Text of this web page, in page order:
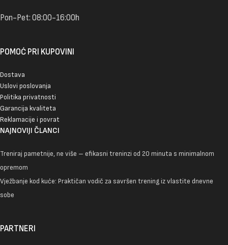
Pon-Pet: 08:00-16:00h
POMOĆ PRI KUPOVINI
Dostava
Uslovi poslovanja
Politika privatnosti
Garancija kvaliteta
Reklamacije i povrat
NAJNOVIJI ČLANCI
Treniraj pametnije, ne više – efikasni treninzi od 20 minuta s minimalnom
opremom
Vježbanje kod kuće: Praktičan vodič za savršen trening iz vlastite dnevne
sobe
PARTNERI